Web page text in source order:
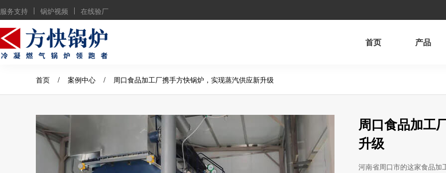
服务支持 锅炉视频 在线验厂
首页 产品
首页 / 案例中心 / 周口食品加工厂携手方快锅炉，实现蒸汽供应新升级
周口食品加工
升级
河南省周口市的这家食品加